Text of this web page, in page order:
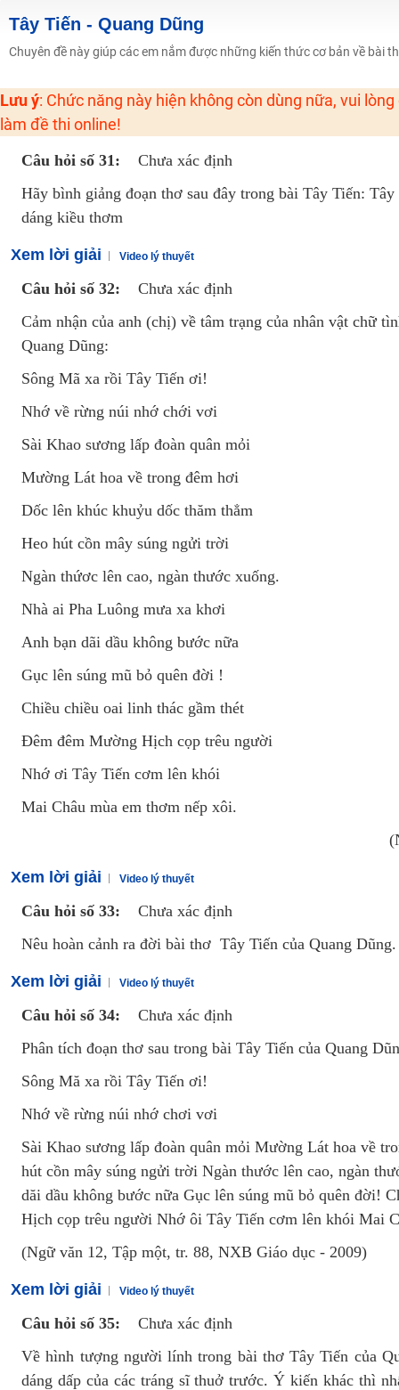
2K6! Lộ Trình Sun 2024 - Ba bước luyện thi TN THPT - ĐH ít nhất 25 điểm
Hot! Lễ hội đồng giá 449K - 499K toàn bộ khoá học tại Tuyensinh247
Đồng giá khóa học 499K - 399K (13/11-15/11)
Khai giảng các khóa lớp 9 Toán - Lý - Hóa - Văn - Anh năm 2018
Khai giảng khóa Ngữ văn 7 - xây nền vững chắc cho tương lai!
Tây Tiến - Quang Dũng
Chuyên đề này giúp các em nắm được những kiến thức cơ bản về bài
Lưu ý: Chức năng này hiện không còn dùng nữa, vui
làm đề thi online!
Câu hỏi số 31:
Chưa xác định
Hãy bình giảng đoạn thơ sau đây trong bài Tây Tiến:
dáng kiều thơm
Xem lời giải Video lý thuyết
Câu hỏi số 32:
Chưa xác định
Cảm nhận của anh (chị) về tâm trạng của nhân vật chữ
Quang Dũng:
Sông Mã xa rồi Tây Tiến ơi!
Nhớ về rừng núi nhớ chới vơi
Sài Khao sương lấp đoàn quân mỏi
Mường Lát hoa về trong đêm hơi
Dốc lên khúc khuỷu dốc thăm thẳm
Heo hút cồn mây súng ngửi trời
Ngàn thứơc lên cao, ngàn thước xuống.
Nhà ai Pha Luông mưa xa khơi
Anh bạn dãi dầu không bước nữa
Gục lên súng mũ bỏ quên đời !
Chiều chiều oai linh thác gầm thét
Đêm đêm Mường Hịch cọp trêu người
Nhớ ơi Tây Tiến cơm lên khói
Mai Châu mùa em thơm nếp xôi.
Xem lời giải Video lý thuyết
Câu hỏi số 33:
Chưa xác định
Nêu hoàn cảnh ra đời bài thơ Tây Tiến của Quang
Xem lời giải Video lý thuyết
Câu hỏi số 34:
Chưa xác định
Phân tích đoạn thơ sau trong bài Tây Tiến của Quang
Sông Mă xa rồi Tây Tiến ơi!
Nhớ về rừng núi nhớ chơi vơi
Sài Khao sương lấp đoàn quân mỏi Mường Lát hoa về
hút cồn mây súng ngửi trời Ngàn thước lên cao, ngàn
dăi dầu không bước nữa Gục lên súng mũ bỏ quên đời!
Hịch cọp trêu người Nhớ ôi Tây Tiến cơm lên khói Mai
(Ngữ văn 12, Tập một, tr. 88, NXB Giáo dục - 2009)
Xem lời giải Video lý thuyết
Câu hỏi số 35:
Chưa xác định
Về hình tượng người lính trong bài thơ Tây Tiến của
dáng dấp của các tráng sĩ thuở trước. Ý kiến khác thì